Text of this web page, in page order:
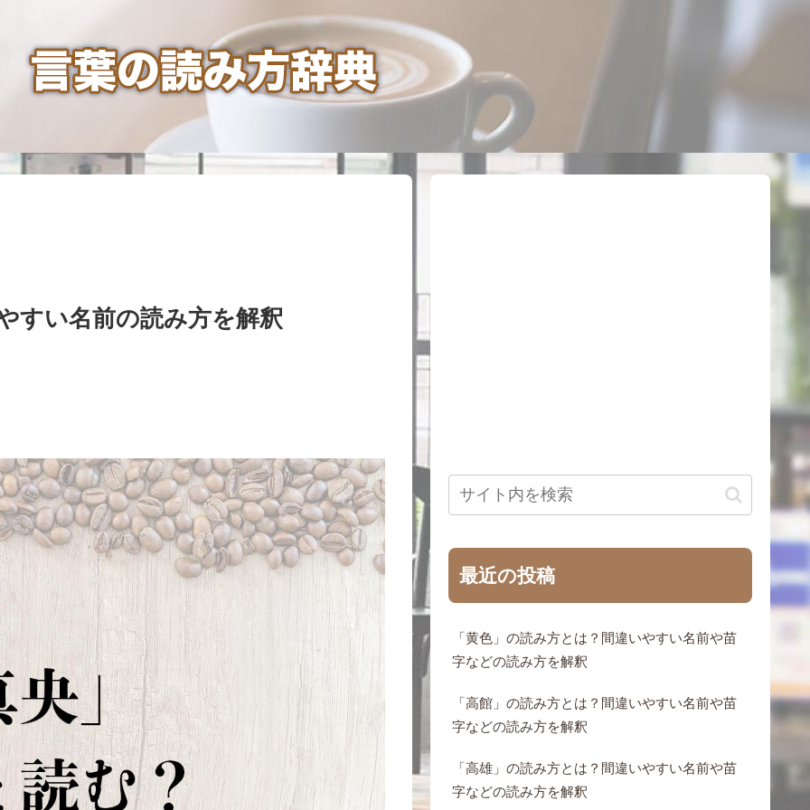
すい名前の読み方を解釈
最近の投稿
「黄色」の読み方とは？間違いやすい名前や苗
字などの読み方を解釈
「高館」の読み方とは？間違いやすい名前や苗
字などの読み方を解釈
「高雄」の読み方とは？間違いやすい名前や苗
字などの読み方を解釈